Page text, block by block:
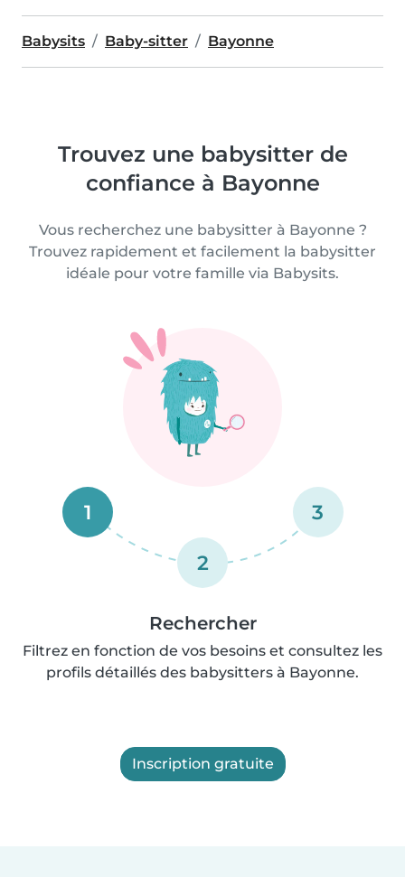
Babysits Baby-sitter Bayonne
Trouvez une babysitter de
confiance à Bayonne
Vous recherchez une babysitter à Bayonne ?
Trouvez rapidement et facilement la babysitter
idéale pour votre famille via Babysits.
1
2
3
Rechercher
Filtrez en fonction de vos besoins et consultez les
profils détaillés des babysitters à Bayonne.
Inscription gratuite